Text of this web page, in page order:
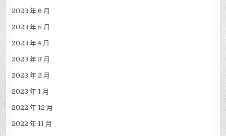
2023 年 6 月
2023 年 5 月
2023 年 4 月
2023 年 3 月
2023 年 2 月
2023 年 1 月
2022 年 12 月
2022 年 11 月